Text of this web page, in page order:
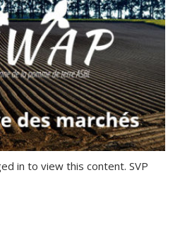
in to view this content. SVP